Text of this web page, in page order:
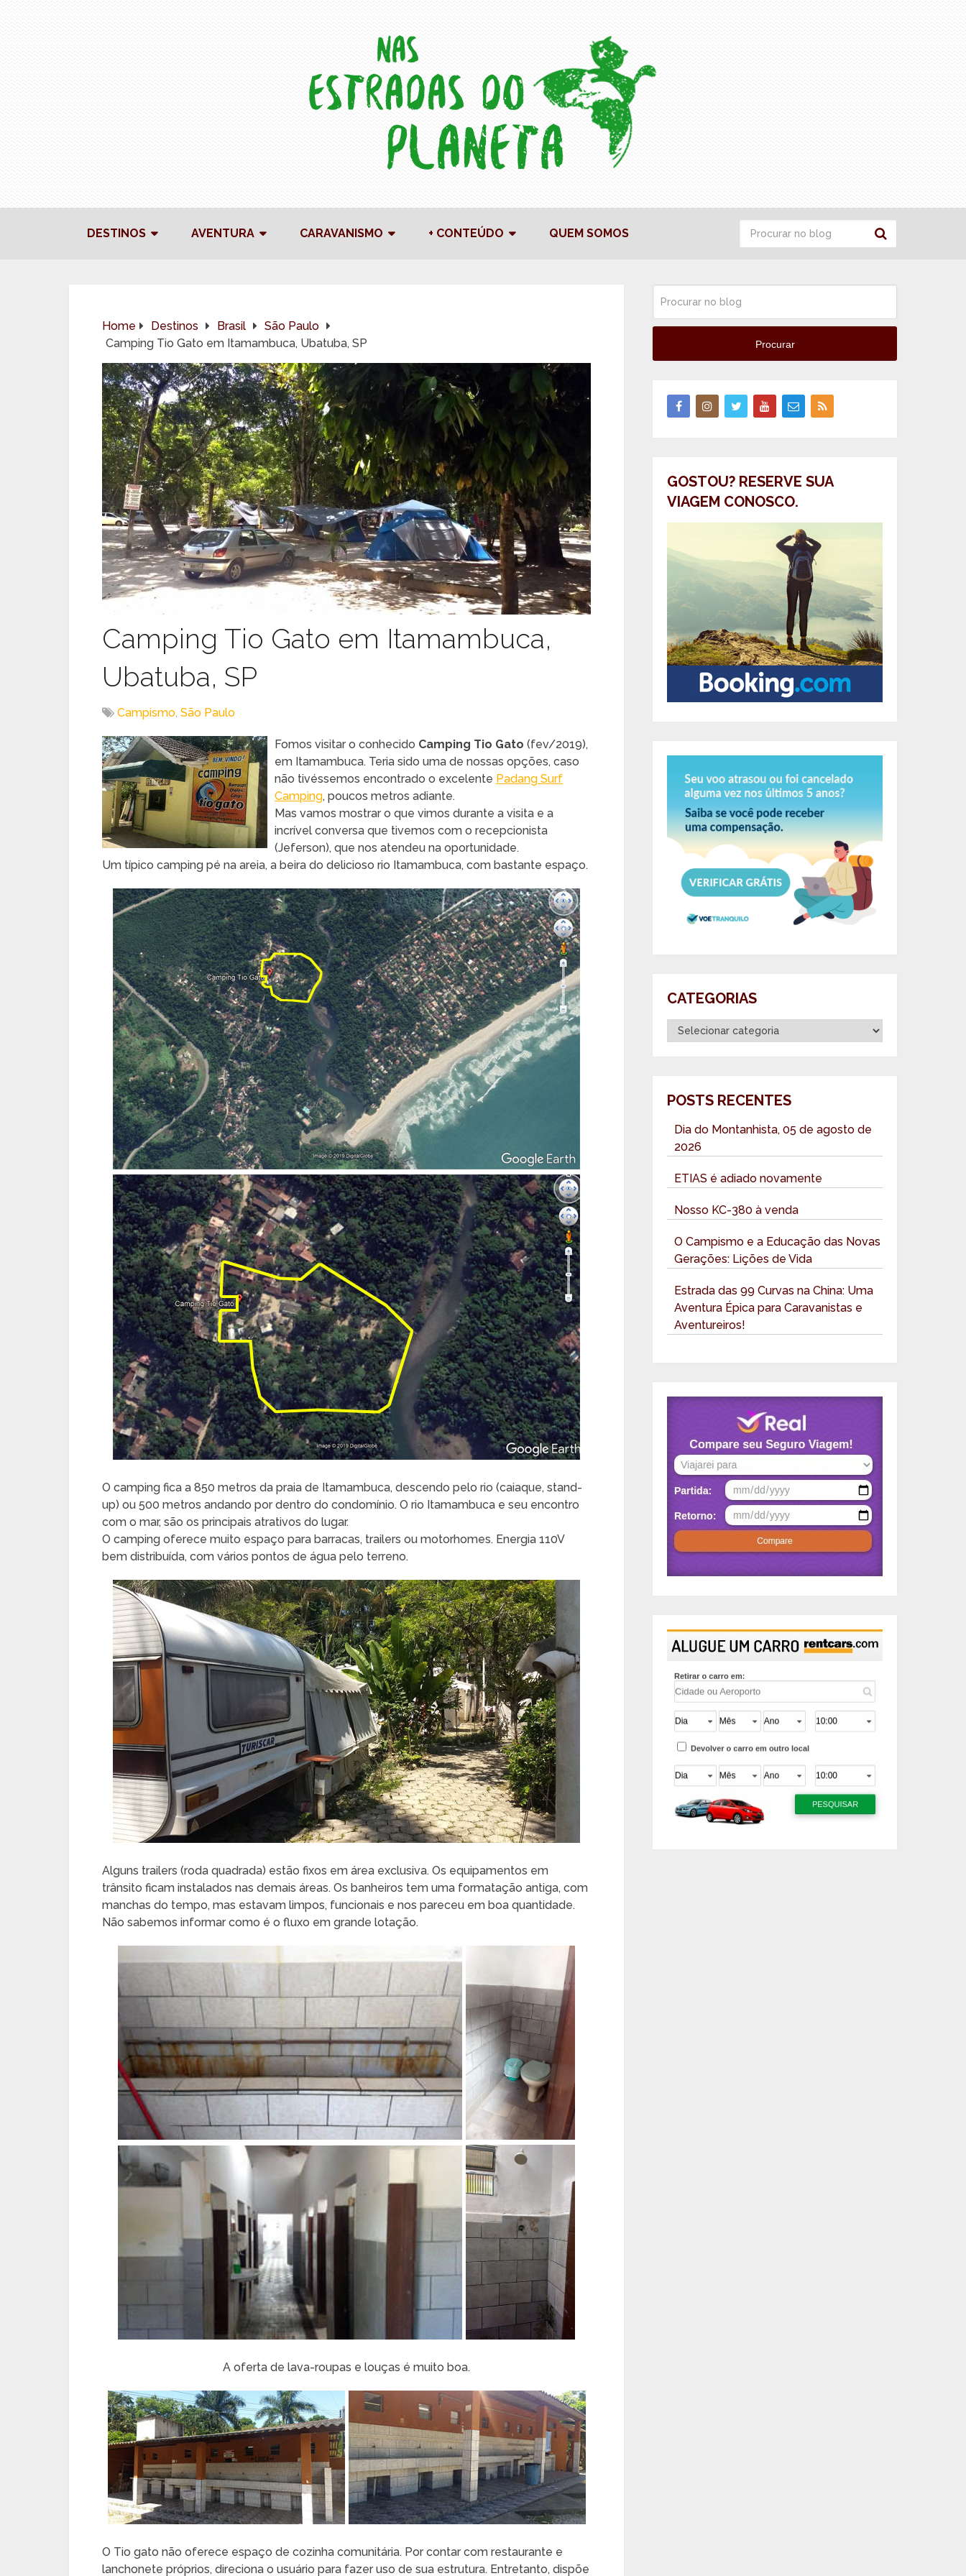
DESTINOS AVENTURA CARAVANISMO + CONTEÚDO QUEM SOMOS
Home Destinos Brasil
São Paulo
Camping Tio Gato em Itamambuca, Ubatuba, SP
Camping Tio Gato em Itamambuca,
Ubatuba, SP
Campismo, São Paulo
Fomos visitar o conhecido Camping Tio Gato (fev/2019),
em Itamambuca. Teria sido uma de nossas opções, caso
não tivéssemos encontrado o excelente Padang Surf
Camping, poucos metros adiante.
Mas vamos mostrar o que vimos durante a visita e a
incrível conversa que tivemos com o recepcionista
(Jeferson), que nos atendeu na oportunidade.
Um típico camping pé na areia, a beira do delicioso rio Itamambuca, com bastante espaço.
O camping fica a 850 metros da praia de Itamambuca, descendo pelo rio (caiaque, stand-
up) ou 500 metros andando por dentro do condomínio. O rio Itamambuca e seu encontro
com o mar, são os principais atrativos do lugar.
O camping oferece muito espaço para barracas, trailers ou motorhomes. Energia 110V
bem distribuída, com vários pontos de água pelo terreno.
Alguns trailers (roda quadrada) estão fixos em área exclusiva. Os equipamentos em
trânsito ficam instalados nas demais áreas. Os banheiros tem uma formatação antiga, com
manchas do tempo, mas estavam limpos, funcionais e nos pareceu em boa quantidade.
Não sabemos informar como é o fluxo em grande lotação.
A oferta de lava-roupas e louças é muito boa.
O Tio gato não oferece espaço de cozinha comunitária. Por contar com restaurante e
lanchonete próprios, direciona o usuário para fazer uso de sua estrutura. Entretanto, dispõe
Procurar
GOSTOU? RESERVE SUA
VIAGEM CONOSCO.
CATEGORIAS
Categorias
POSTS RECENTES
Dia do Montanhista, 05 de agosto de
2026
ETIAS é adiado novamente
Nosso KC-380 à venda
O Campismo e a Educação das Novas
Gerações: Lições de Vida
Estrada das 99 Curvas na China: Uma
Aventura Épica para Caravanistas e
Aventureiros!